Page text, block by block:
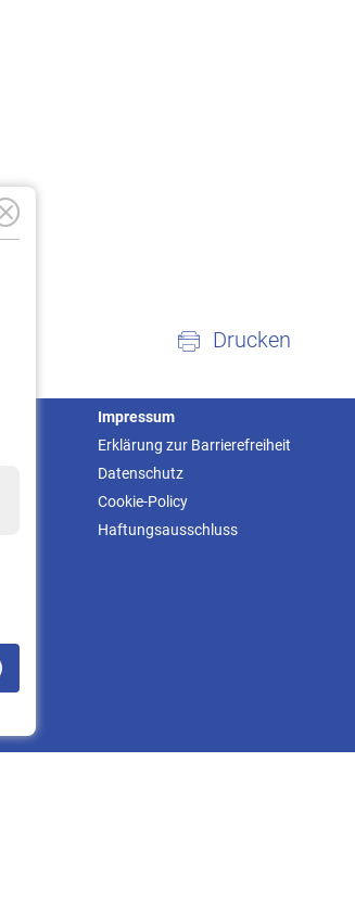
Drucken
Impressum
Erklärung zur Barrierefreiheit
Datenschutz
Cookie-Policy
Haftungsausschluss